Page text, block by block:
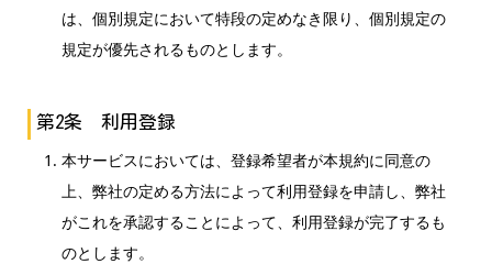
は、個別規定において特段の定めなき限り、個別規定の
規定が優先されるものとします。
第2条 利用登録
本サービスにおいては、登録希望者が本規約に同意の
上、弊社の定める方法によって利用登録を申請し、弊社
がこれを承認することによって、利用登録が完了するも
のとします。